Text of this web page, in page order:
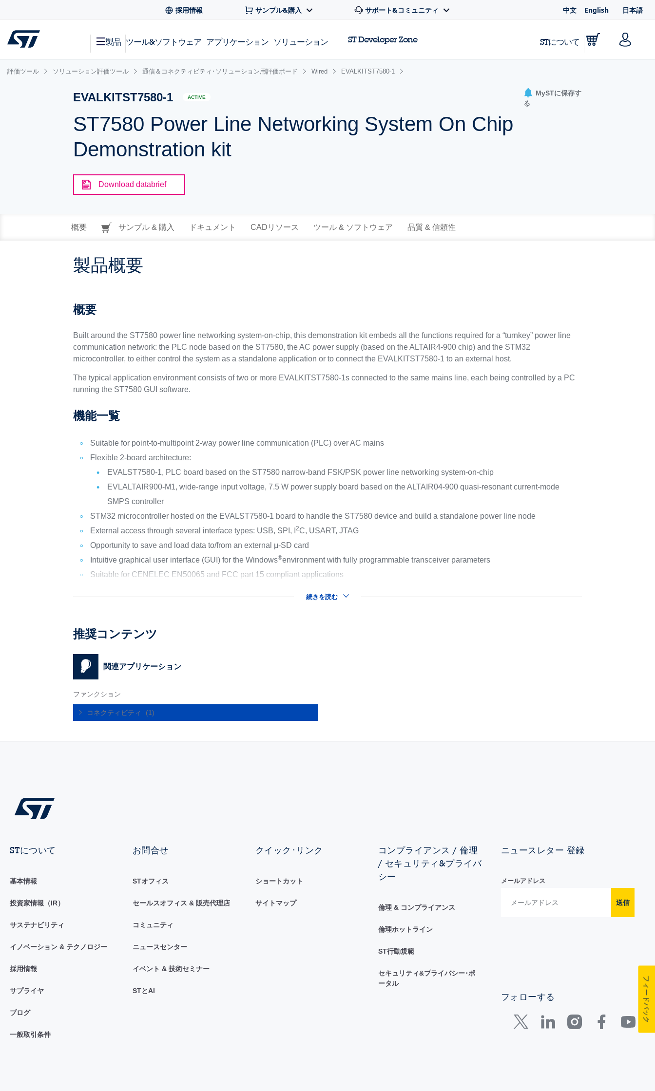
採用情報 サンプル&購入 サポート&コミュニティ 中文 English 日本語
製品 ツール&ソフトウェア アプリケーション ソリューション ST Developer Zone STについて
評価ツール ソリューション評価ツール 通信＆コネクティビティ･ソリューション用評価ボード Wired EVALKITST7580-1
EVALKITST7580-1 ACTIVE
ST7580 Power Line Networking System On Chip
Demonstration kit
MySTに保存す
る
Download databrief
概要 サンプル & 購入 ドキュメント CADリソース ツール & ソフトウェア 品質 & 信頼性
製品概要
概要
Built around the ST7580 power line networking system-on-chip, this demonstration kit embeds all the functions required for a “turnkey” power line
communication network: the PLC node based on the ST7580, the AC power supply (based on the ALTAIR4-900 chip) and the STM32
microcontroller, to either control the system as a standalone application or to connect the EVALKITST7580-1 to an external host.
The typical application environment consists of two or more EVALKITST7580-1s connected to the same mains line, each being controlled by a PC
running the ST7580 GUI software.
機能一覧
Suitable for point-to-multipoint 2-way power line communication (PLC) over AC mains
Flexible 2-board architecture:
EVALST7580-1, PLC board based on the ST7580 narrow-band FSK/PSK power line networking system-on-chip
EVLALTAIR900-M1, wide-range input voltage, 7.5 W power supply board based on the ALTAIR04-900 quasi-resonant current-mode
SMPS controller
STM32 microcontroller hosted on the EVALST7580-1 board to handle the ST7580 device and build a standalone power line node
External access through several interface types: USB, SPI, I2C, USART, JTAG
Opportunity to save and load data to/from an external μ-SD card
Intuitive graphical user interface (GUI) for the Windows®environment with fully programmable transceiver parameters
Suitable for CENELEC EN50065 and FCC part 15 compliant applications
続きを読む
推奨コンテンツ
関連アプリケーション
ファンクション
コネクティビティ (1)
STについて
基本情報
投資家情報（IR）
サステナビリティ
イノベーション & テクノロジー
採用情報
サプライヤ
ブログ
一般取引条件
お問合せ
STオフィス
セールスオフィス & 販売代理店
コミュニティ
ニュースセンター
イベント & 技術セミナー
STとAI
クイック･リンク
ショートカット
サイトマップ
コンプライアンス / 倫理
/ セキュリティ&プライバ
シー
倫理 & コンプライアンス
倫理ホットライン
ST行動規範
セキュリティ&プライバシー･ポ
ータル
ニュースレター 登録
メールアドレス
送信
フォローする フィードバック